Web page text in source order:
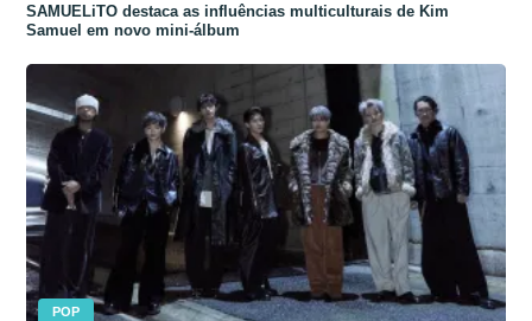
SAMUELiTO destaca as influências multiculturais de Kim
Samuel em novo mini-álbum
POP